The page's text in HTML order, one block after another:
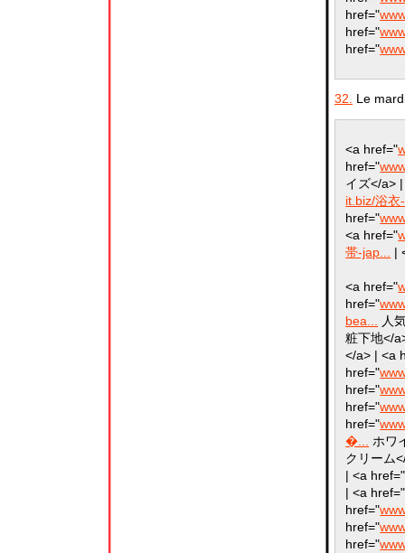
href="
href="
href="
32. Le
<a href="
href="
イズ</a>
it.biz/浴衣
href="
<a href="
帯-jap... |
<a href="
href="
bea... 人
粧下地</
</a> | <a
href="
href="
href="
href="
�... ホワ
クリーム
| <a href="
| <a href="
href="
href="
href="